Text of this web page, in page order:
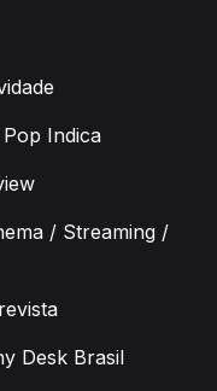
Pop Indica
/ Streaming /
Desk Brasil